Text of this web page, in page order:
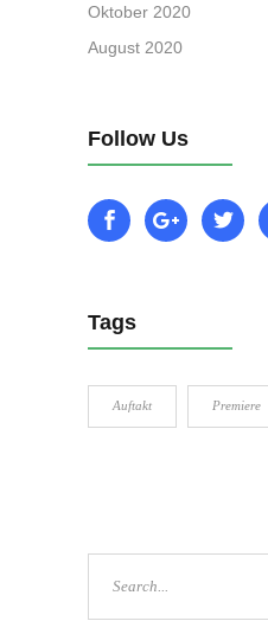
Oktober 2020
August 2020
Follow Us
Tags
Auftakt Premiere